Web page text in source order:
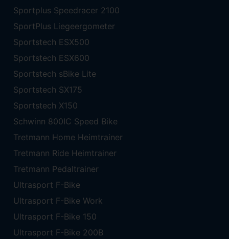
Sportplus Speedracer 2100
SportPlus Liegeergometer
Sportstech ESX500
Sportstech ESX600
Sportstech sBike Lite
Sportstech SX175
Sportstech X150
Schwinn 800IC Speed Bike
Tretmann Home Heimtrainer
Tretmann Ride Heimtrainer
Tretmann Pedaltrainer
Ultrasport F-Bike
Ultrasport F-Bike Work
Ultrasport F-Bike 150
Ultrasport F-Bike 200B